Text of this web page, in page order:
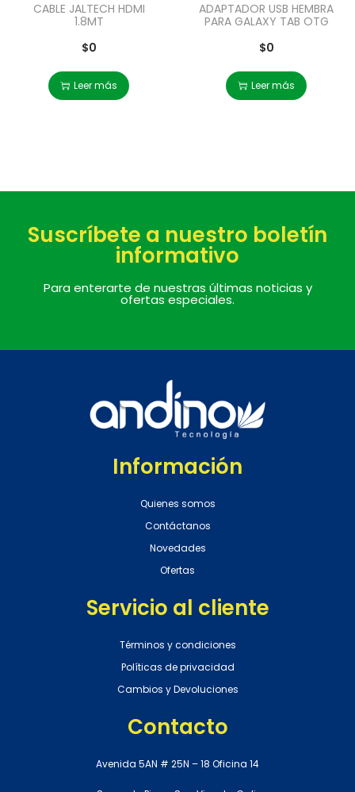
CABLE JALTECH HDMI
1.8MT
$0
Leer más
ADAPTADOR USB HEMBRA
PARA GALAXY TAB OTG
$0
Leer más
Suscríbete a nuestro boletín
informativo
Para enterarte de nuestras últimas noticias y
ofertas especiales.
Información
Quienes somos
Contáctanos
Novedades
Ofertas
Servicio al cliente
Términos y condiciones
Políticas de privacidad
Cambios y Devoluciones
Contacto
Avenida 5AN # 25N – 18 Oficina 14